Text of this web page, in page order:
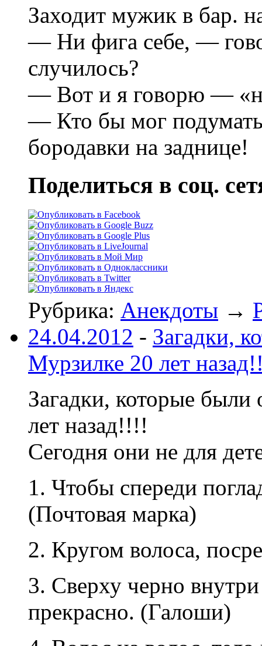
Заходит мужик в бар.
— Ни фига себе, —
случилось?
— Вот и я говорю —
— Кто бы мог
бородавки на заднице!
Поделиться в соц.
Рубрика: Анекдоты →
24.04.2012 - Загадки,
Мурзилке 20 лет
Загадки, которые
лет назад!!!!
Сегодня они не для
1. Чтобы спереди
(Почтовая марка)
2. Кругом волоса,
3. Сверху черно
прекрасно. (Галоши)